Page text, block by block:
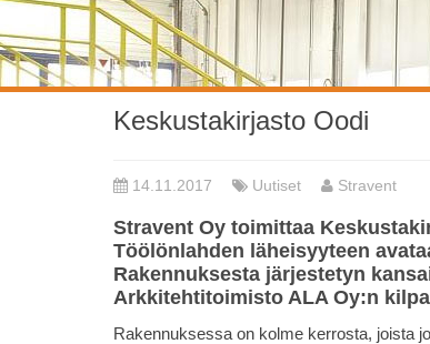
Keskustakirjasto Oodi
14.11.2017 Uutiset Stravent
Stravent Oy toimittaa
Töölönlahden läheisyyteen
Rakennuksesta järjestetyn
Arkkitehtitoimisto ALA Oy:n
Rakennuksessa on kolme kerrosta, joista